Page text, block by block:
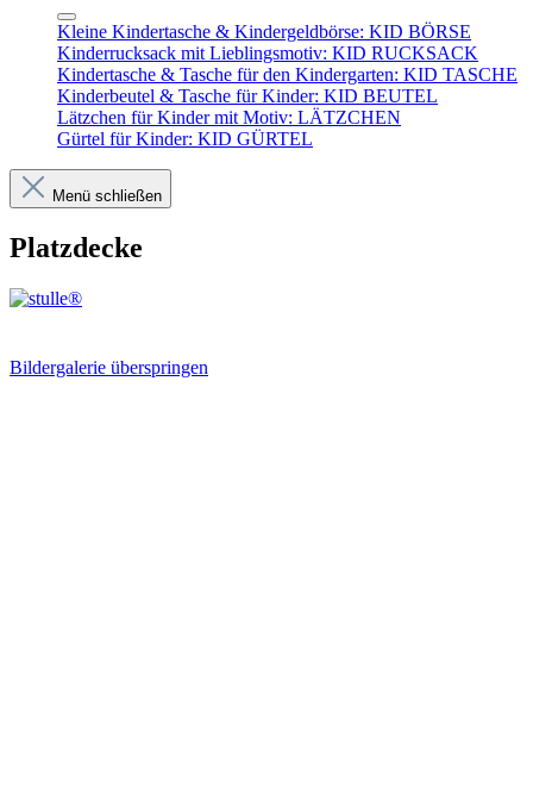
Kleine Kindertasche & Kindergeldbörse: KID BÖRSE
Kinderrucksack mit Lieblingsmotiv: KID RUCKSACK
Kindertasche & Tasche für den Kindergarten: KID TASCHE
Kinderbeutel & Tasche für Kinder: KID BEUTEL
Lätzchen für Kinder mit Motiv: LÄTZCHEN
Gürtel für Kinder: KID GÜRTEL
Menü schließen
Platzdecke
Bildergalerie überspringen